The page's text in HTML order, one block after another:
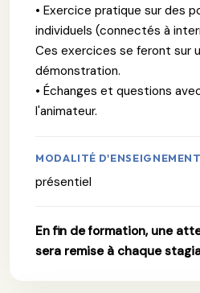
• Exercice pratique sur des
individuels (connectés à
Ces exercices se feront sur
démonstration.
• Échanges et questions
l'animateur.
MODALITÉ D'ENSEIGNEMENT
présentiel
En fin de formation, une
sera remise à chaque